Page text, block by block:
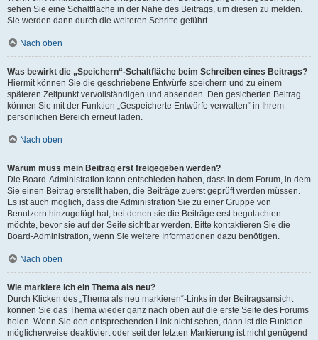
sehen Sie eine Schaltfläche in der Nähe des Beitrags, um diesen zu melden.
Sie werden dann durch die weiteren Schritte geführt.
Nach oben
Was bewirkt die „Speichern“-Schaltfläche beim Schreiben eines Beitrags?
Hiermit können Sie die geschriebene Entwürfe speichern und zu einem
späteren Zeitpunkt vervollständigen und absenden. Den gesicherten Beitrag
können Sie mit der Funktion „Gespeicherte Entwürfe verwalten“ in Ihrem
persönlichen Bereich erneut laden.
Nach oben
Warum muss mein Beitrag erst freigegeben werden?
Die Board-Administration kann entschieden haben, dass in dem Forum, in dem
Sie einen Beitrag erstellt haben, die Beiträge zuerst geprüft werden müssen.
Es ist auch möglich, dass die Administration Sie zu einer Gruppe von
Benutzern hinzugefügt hat, bei denen sie die Beiträge erst begutachten
möchte, bevor sie auf der Seite sichtbar werden. Bitte kontaktieren Sie die
Board-Administration, wenn Sie weitere Informationen dazu benötigen.
Nach oben
Wie markiere ich ein Thema als neu?
Durch Klicken des „Thema als neu markieren“-Links in der Beitragsansicht
können Sie das Thema wieder ganz nach oben auf die erste Seite des Forums
holen. Wenn Sie den entsprechenden Link nicht sehen, dann ist die Funktion
möglicherweise deaktiviert oder seit der letzten Markierung ist nicht genügend